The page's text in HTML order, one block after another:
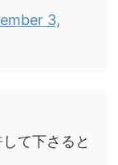
3,
て下さると